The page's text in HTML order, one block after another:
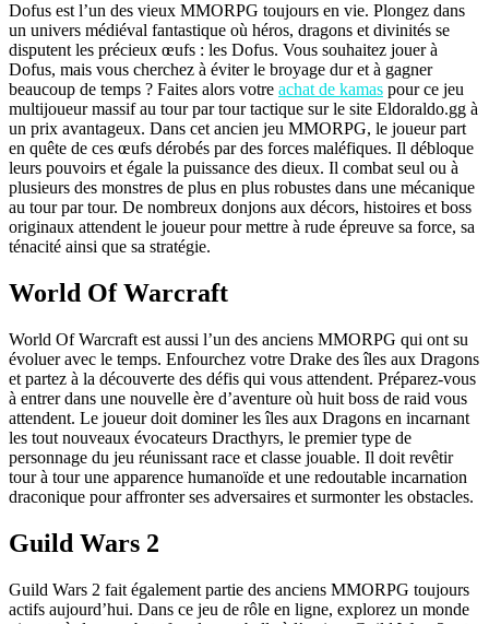
Dofus est l’un des vieux MMORPG toujours en vie. Plongez dans
un univers médiéval fantastique où héros, dragons et divinités se
disputent les précieux œufs : les Dofus. Vous souhaitez jouer à
Dofus, mais vous cherchez à éviter le broyage dur et à gagner
beaucoup de temps ? Faites alors votre achat de kamas pour ce jeu
multijoueur massif au tour par tour tactique sur le site Eldoraldo.gg à
un prix avantageux. Dans cet ancien jeu MMORPG, le joueur part
en quête de ces œufs dérobés par des forces maléfiques. Il débloque
leurs pouvoirs et égale la puissance des dieux. Il combat seul ou à
plusieurs des monstres de plus en plus robustes dans une mécanique
au tour par tour. De nombreux donjons aux décors, histoires et boss
originaux attendent le joueur pour mettre à rude épreuve sa force, sa
ténacité ainsi que sa stratégie.
World Of Warcraft
World Of Warcraft est aussi l’un des anciens MMORPG qui ont su
évoluer avec le temps. Enfourchez votre Drake des îles aux Dragons
et partez à la découverte des défis qui vous attendent. Préparez-vous
à entrer dans une nouvelle ère d’aventure où huit boss de raid vous
attendent. Le joueur doit dominer les îles aux Dragons en incarnant
les tout nouveaux évocateurs Dracthyrs, le premier type de
personnage du jeu réunissant race et classe jouable. Il doit revêtir
tour à tour une apparence humanoïde et une redoutable incarnation
draconique pour affronter ses adversaires et surmonter les obstacles.
Guild Wars 2
Guild Wars 2 fait également partie des anciens MMORPG toujours
actifs aujourd’hui. Dans ce jeu de rôle en ligne, explorez un monde